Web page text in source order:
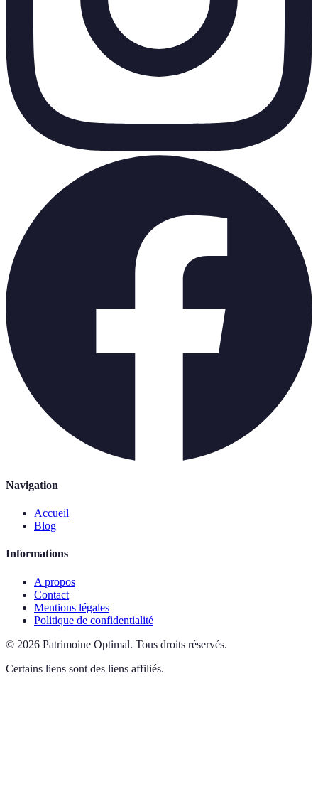
Navigation
Accueil
Blog
Informations
A propos
Contact
Mentions légales
Politique de confidentialité
© 2026 Patrimoine Optimal. Tous droits réservés.
Certains liens sont des liens affiliés.